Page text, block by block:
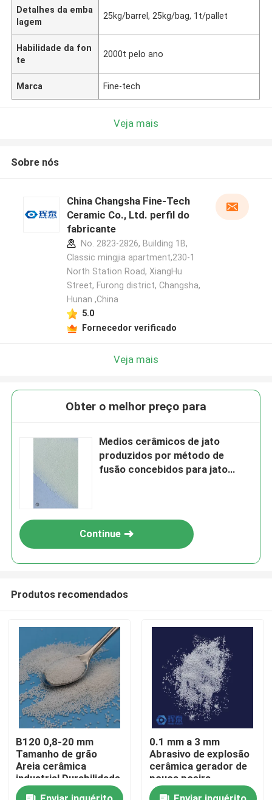
Casa
Produtos
Quem Somos
Detalhes da emba
lagem
25kg/barrel, 25kg/bag, 1t/pallet
Habilidade da fon
te
2000t pelo ano
Marca Fine-tech
Veja mais
Sobre nós
China Changsha Fine-Tech
Ceramic Co., Ltd. perfil do
fabricante
No. 2823-2826, Building 1B,
Classic mingjia apartment,230-1
North Station Road, XiangHu
Street, Furong district, Changsha,
Hunan ,China
5.0
Fornecedor verificado
Veja mais
Obter o melhor preço para
Medios cerâmicos de jato
produzidos por método de
fusão concebidos para jato
Continue
Produtos recomendados
B120 0,8-20 mm
Tamanho de grão
Areia cerâmica
industrial Durabilidade
e desempenho
0.1 mm a 3 mm
Abrasivo de explosão
cerâmica gerador de
pouca poeira
projetado para